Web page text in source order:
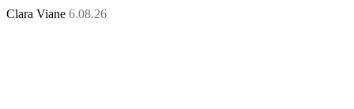
Clara Viane 6.08.26